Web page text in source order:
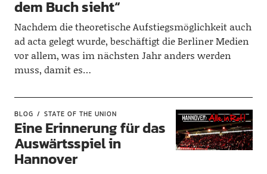
dem Buch sieht“
Nachdem die theoretische Aufstiegsmöglichkeit auch
ad acta gelegt wurde, beschäftigt die Berliner Medien
vor allem, was im nächsten Jahr anders werden
muss, damit es…
BLOG STATE OF THE UNION
Eine Erinnerung für das
Auswärtsspiel in
Hannover